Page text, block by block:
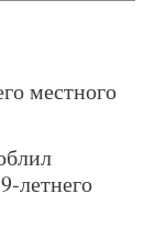
местного
летнего